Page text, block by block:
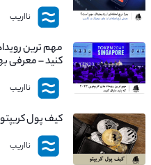
نااریب
کنید – معرفی
نااریب
کیف پول
نااریب